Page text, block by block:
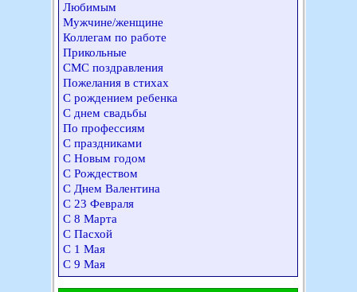
Любимым
Мужчине/женщине
Коллегам по работе
Прикольные
СМС поздравления
Пожелания в стихах
С рождением ребенка
С днем свадьбы
По профессиям
С праздниками
С Новым годом
С Рождеством
С Днем Валентина
С 23 Февраля
С 8 Марта
С Пасхой
С 1 Мая
С 9 Мая